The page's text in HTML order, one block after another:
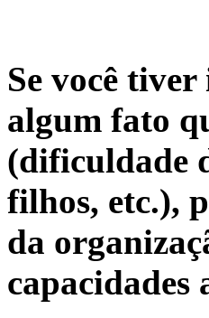
Se você
algum fato
(dificuldade
filhos, etc.),
da
capacidades